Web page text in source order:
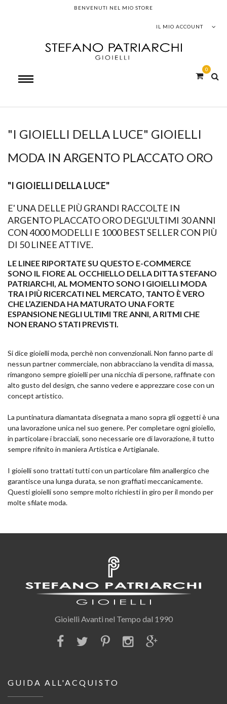
BENVENUTI NEL MIO STORE
IL MIO ACCOUNT
0
"I GIOIELLI DELLA LUCE" GIOIELLI
MODA IN ARGENTO PLACCATO ORO
"I GIOIELLI DELLA LUCE"
E' UNA DELLE PIÙ GRANDI RACCOLTE IN
ARGENTO PLACCATO ORO DEGL'ULTIMI 30 ANNI
CON 4000 MODELLI E 1000 BEST SELLER CON PIÙ
DI 50 LINEE ATTIVE.
LE LINEE RIPORTATE SU QUESTO E-COMMERCE
SONO IL FIORE AL OCCHIELLO DELLA DITTA STEFANO
PATRIARCHI, AL MOMENTO SONO I GIOIELLI MODA
TRA I PIÙ RICERCATI NEL MERCATO, TANTO È VERO
CHE L’AZIENDA HA MATURATO UNA FORTE
ESPANSIONE NEGLI ULTIMI TRE ANNI, A RITMI CHE
NON ERANO STATI PREVISTI.
Si dice gioielli moda, perchè non convenzionali. Non fanno parte di
nessun partner commerciale, non abbracciano la vendita di massa,
rimangono sempre gioielli per una nicchia di persone, raffinate con
alto gusto del design, che sanno vedere e apprezzare cose con un
concept artistico.
La puntinatura diamantata disegnata a mano sopra gli oggetti è una
una lavorazione unica nel suo genere. Per completare ogni gioiello,
in particolare i bracciali, sono necessarie ore di lavorazione, il tutto
sempre rifinito in maniera Artistica e Artigianale.
I gioielli sono trattati tutti con un particolare film anallergico che
garantisce una lunga durata, se non graffiati meccanicamente.
Questi gioielli sono sempre molto richiesti in giro per il mondo per
molte sfilate moda.
Gioielli Avanti nel Tempo dal 1990
GUIDA ALL'ACQUISTO